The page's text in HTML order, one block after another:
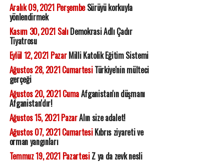
Aralık 09, 2021 PerşembeSürüyü korkuyla
yönlendirmek
Kasım 30, 2021 SalıDemokrasi Adlı Çadır
Tiyatrosu
Eylül 12, 2021 PazarMilli Katolik Eğitim Sistemi
Ağustos 28, 2021 CumartesiTürkiye'nin mülteci
gerçeği
Ağustos 20, 2021 CumaAfganistan'ın düşmanı
Afganistan'dır!
Ağustos 15, 2021 PazarAlın size adalet!
Ağustos 07, 2021 CumartesiKıbrıs ziyareti ve
orman yangınları
Temmuz 19, 2021 PazartesiZ ya da zevk nesli